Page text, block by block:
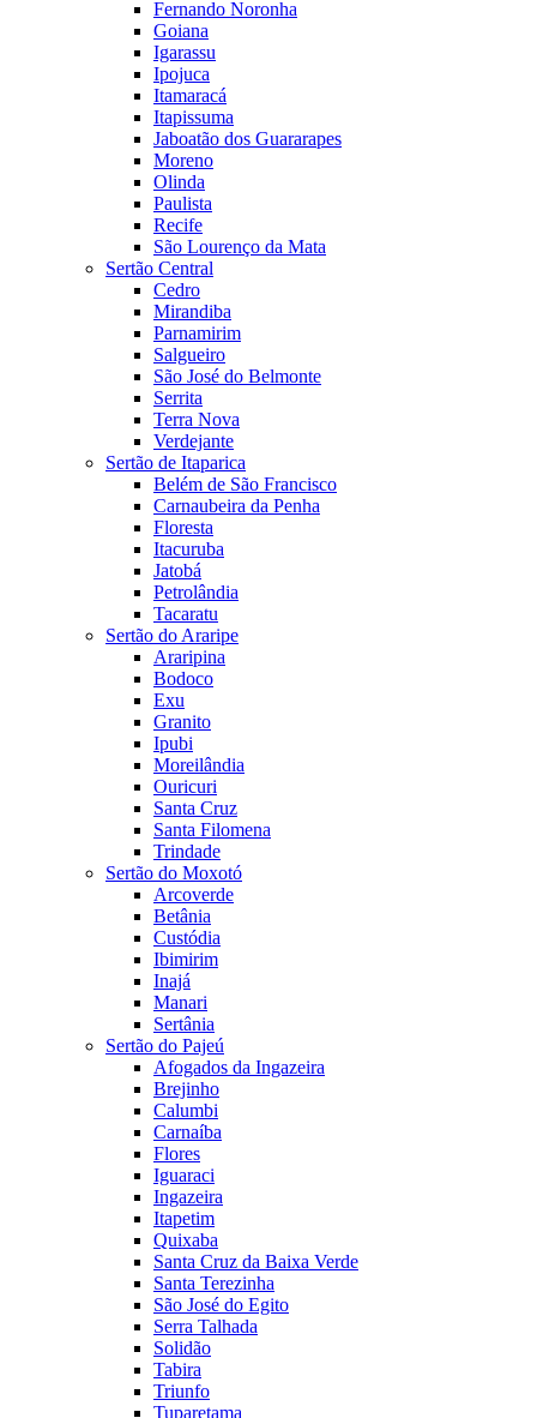
Fernando Noronha
Goiana
Igarassu
Ipojuca
Itamaracá
Itapissuma
Jaboatão dos Guararapes
Moreno
Olinda
Paulista
Recife
São Lourenço da Mata
Sertão Central
Cedro
Mirandiba
Parnamirim
Salgueiro
São José do Belmonte
Serrita
Terra Nova
Verdejante
Sertão de Itaparica
Belém de São Francisco
Carnaubeira da Penha
Floresta
Itacuruba
Jatobá
Petrolândia
Tacaratu
Sertão do Araripe
Araripina
Bodoco
Exu
Granito
Ipubi
Moreilândia
Ouricuri
Santa Cruz
Santa Filomena
Trindade
Sertão do Moxotó
Arcoverde
Betânia
Custódia
Ibimirim
Inajá
Manari
Sertânia
Sertão do Pajeú
Afogados da Ingazeira
Brejinho
Calumbi
Carnaíba
Flores
Iguaraci
Ingazeira
Itapetim
Quixaba
Santa Cruz da Baixa Verde
Santa Terezinha
São José do Egito
Serra Talhada
Solidão
Tabira
Triunfo
Tuparetama